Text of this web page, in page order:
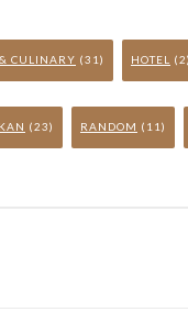
CULINARY (31) HOTEL
(23) RANDOM (11)